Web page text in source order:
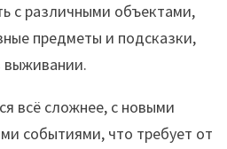
с различными объектами,
предметы и подсказки,
выживании.
всё сложнее, с новыми
событиями, что требует от